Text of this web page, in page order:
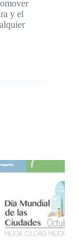
y el